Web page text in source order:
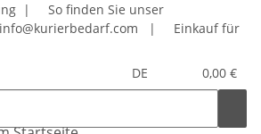
|
So finden Sie unser
info@kurierbedarf.com |
Einkauf für
DE
0,00 €